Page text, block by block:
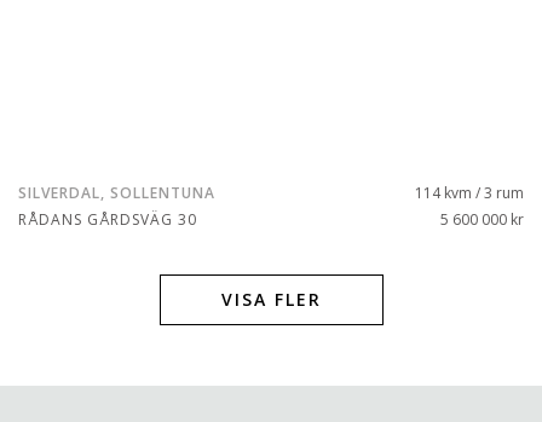
SILVERDAL, SOLLENTUNA
RÅDANS GÅRDSVÄG 30
114 kvm / 3 rum
5 600 000 kr
VISA FLER